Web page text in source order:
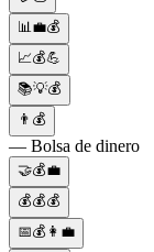
📊💼💰
📈💰💪
📚💡💰
👨💰
— Bolsa de dinero
🤝💰💼
💰💰💰
📅💰👩‍💼